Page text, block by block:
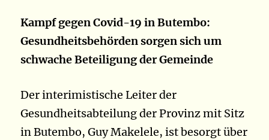
Kampf gegen Covid-19 in Butembo:
Gesundheitsbehörden sorgen sich um
schwache Beteiligung der Gemeinde
Der interimistische Leiter der
Gesundheitsabteilung der Provinz mit Sitz
in Butembo, Guy Makelele, ist besorgt über